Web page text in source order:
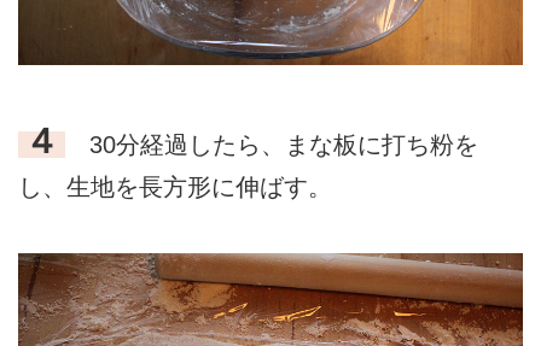
４
30分経過したら、まな板に打ち粉を
し、生地を長方形に伸ばす。